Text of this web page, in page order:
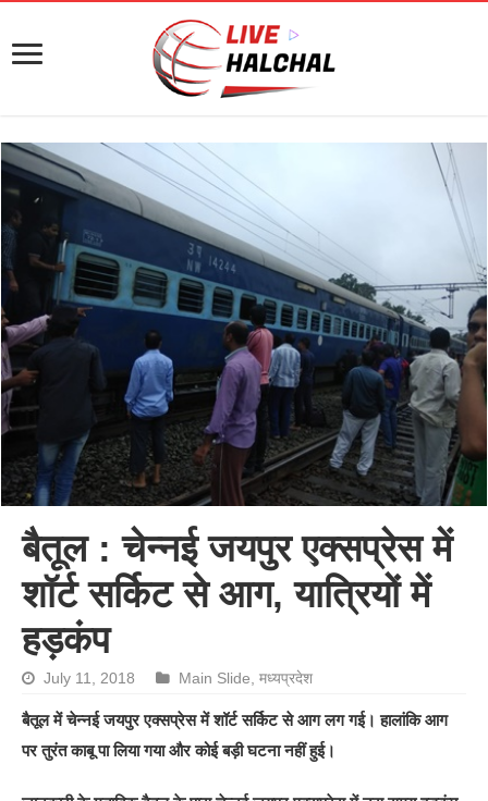
बैतूल : चेन्नई जयपुर एक्सप्रेस में
शॉर्ट सर्किट से आग, यात्रियों में
हड़कंप
July 11, 2018 Main Slide ,मध्यप्रदेश
बैतूल में चेन्नई जयपुर एक्सप्रेस में शॉर्ट सर्किट से आग लग गई। हालांकि आग
पर तुरंत काबू पा लिया गया और कोई बड़ी घटना नहीं हुई।